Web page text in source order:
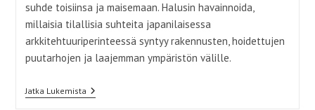
suhde toisiinsa ja maisemaan. Halusin havainnoida,
millaisia tilallisia suhteita japanilaisessa
arkkitehtuuriperinteessä syntyy rakennusten, hoidettujen
puutarhojen ja laajemman ympäristön välille.
Jatka LukemistaKulkien
Ja